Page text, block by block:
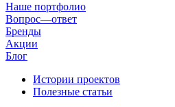
Наше портфолио
Вопрос—ответ
Бренды
Акции
Блог
Истории проектов
Полезные статьи